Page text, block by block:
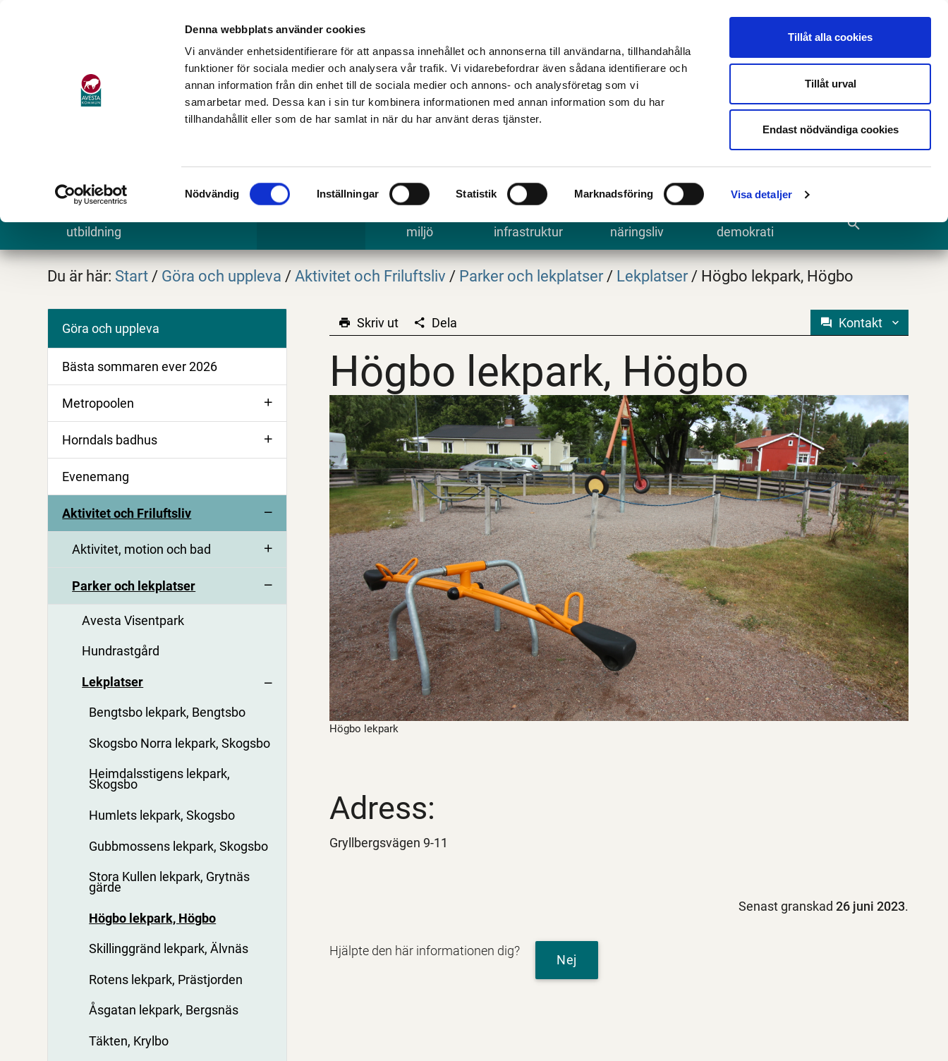
Denna webbplats använder cookies
Vi använder enhetsidentifierare för att anpassa innehållet och annonserna till användarna, tillhandahålla
funktioner för sociala medier och analysera vår trafik. Vi vidarebefordrar även sådana identifierare och
annan information från din enhet till de sociala medier och annons- och analysföretag som vi
samarbetar med. Dessa kan i sin tur kombinera informationen med annan information som du har
tillhandahållit eller som de har samlat in när du har använt deras tjänster.
Samtyckesval
Nödvändig Inställningar Statistik Marknadsföring Visa detaljer
Tillåt alla cookies
Tillåt urval
Endast nödvändiga cookies
E-tjänster och blanketter Translate
Sök
utbildning
miljö
infrastruktur
näringsliv
demokrati
search
Du är här: Start / Göra och uppleva / Aktivitet och Friluftsliv / Parker och lekplatser / Lekplatser / Högbo lekpark, Högbo
Göra och uppleva
Bästa sommaren ever 2026
Metropoolen
Horndals badhus
Evenemang
Aktivitet och Friluftsliv
Aktivitet, motion och bad
Parker och lekplatser
Avesta Visentpark
Hundrastgård
Lekplatser
Bengtsbo lekpark, Bengtsbo
Skogsbo Norra lekpark, Skogsbo
Heimdalsstigens lekpark,
Skogsbo
Humlets lekpark, Skogsbo
Gubbmossens lekpark, Skogsbo
Stora Kullen lekpark, Grytnäs
gärde
Högbo lekpark, Högbo
Skillinggränd lekpark, Älvnäs
Rotens lekpark, Prästjorden
Åsgatan lekpark, Bergsnäs
Täkten, Krylbo
Högbo lekpark, Högbo
Skriv ut Dela Kontakt
Högbo lekpark, Högbo
Högbo lekpark
Adress:
Gryllbergsvägen 9-11
Senast granskad26 juni 2023.
Hjälpte den här informationen dig?
Nej